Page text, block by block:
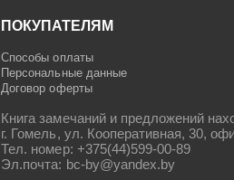
ПОКУПАТЕЛЯМ
Способы оплаты
Персональные данные
Договор оферты
Книга замечаний и предложений
г. Гомель, ул. Кооперативная, 30,
Тел. номер: +375(44)599-00-89
Эл.почта: bc-by@yandex.by